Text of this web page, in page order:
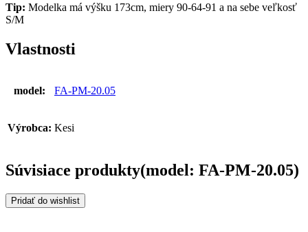
Tip: Modelka má výšku 173cm, miery 90-64-91 a na sebe veľkosť
S/M
Vlastnosti
model: FA-PM-20.05
Výrobca: Kesi
Súvisiace produkty(model: FA-PM-20.05)
Pridať do wishlist